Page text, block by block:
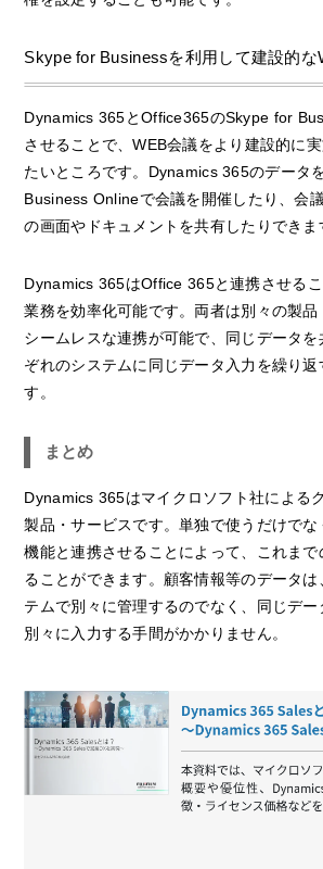
Skype for Businessを利用して建設的な
Dynamics 365とOffice365のSkype for
させることで、WEB会議をより建設的に
たいところです。Dynamics 365のデータ
Business Onlineで会議を開催したり、会
の画面やドキュメントを共有したりできま
Dynamics 365はOffice 365と連携させる
業務を効率化可能です。両者は別々の製品
シームレスな連携が可能で、同じデータ
ぞれのシステムに同じデータ入力を繰り
す。
まとめ
Dynamics 365はマイクロソフト社による
製品・サービスです。単独で使うだけで
機能と連携させることによって、これま
ることができます。顧客情報等のデータは
テムで別々に管理するのでなく、同じデー
別々に入力する手間がかかりません。